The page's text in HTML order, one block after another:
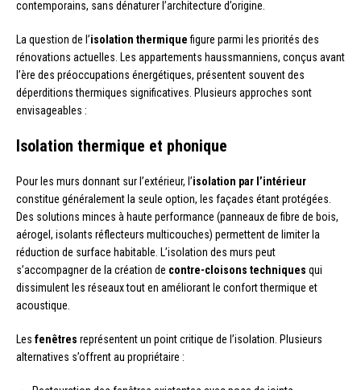
contemporains, sans dénaturer l’architecture d’origine.
La question de l’isolation thermiquefigure parmi les priorités des
rénovations actuelles. Les appartements haussmanniens, conçus avant
l’ère des préoccupations énergétiques, présentent souvent des
déperditions thermiques significatives. Plusieurs approches sont
envisageables :
Isolation thermique et phonique
Pour les murs donnant sur l’extérieur, l’isolation par l’intérieur
constitue généralement la seule option, les façades étant protégées.
Des solutions minces à haute performance (panneaux de fibre de bois,
aérogel, isolants réflecteurs multicouches) permettent de limiter la
réduction de surface habitable. L’isolation des murs peut
s’accompagner de la création de contre-cloisons techniques qui
dissimulent les réseaux tout en améliorant le confort thermique et
acoustique.
Les fenêtres représentent un point critique de l’isolation. Plusieurs
alternatives s’offrent au propriétaire :